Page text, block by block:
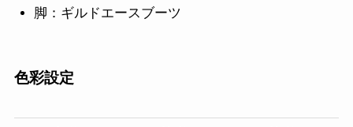
脚：ギルドエースブーツ
色彩設定